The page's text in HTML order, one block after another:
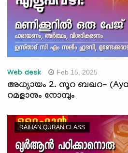
Web desk Feb 15, 2025
അധ്യായം 2. സൂറ ബഖറ-
റമളാനും നോമ്പും
RAIHAN QURAN CLASS